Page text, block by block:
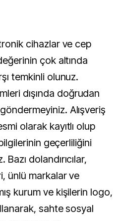
cihazlar ve cep
çok altında
temkinli olunuz.
dışında doğrudan
⁠Alışveriş
olarak kayıtlı olup
geçerliliğini
dolandırıcılar,
ünlü markalar ve
kurum ve kişilerin logo,
sahte sosyal